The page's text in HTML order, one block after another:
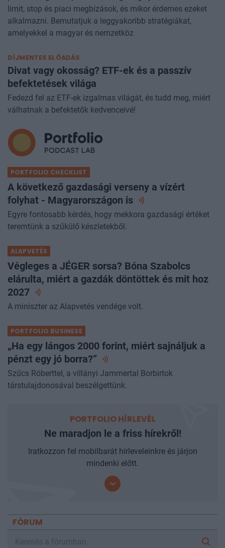
limit, stop és piaci megbízások, és mikor érdemes ezeket
alkalmazni. Bemutatjuk a leggyakoribb stratégiákat,
amelyekkel a magyar és nemzetköz
DÍJMENTES ELŐADÁS
Divat vagy okosság? ETF-ek és a passzív
befektetések világa
Fedezd fel az ETF-ek izgalmas világát, és tudd meg, miért
válhatnak a befektetők kedvenceivé!
PORTFOLIO CHECKLIST
A következő gazdasági verseny a vízért
folyhat - Magyarországon is
Egyre fontosabb kérdés, hogy mekkora gazdasági értéket
teremtünk a szűkülő készletekből.
ALAPVETÉS
Végleges a JÉGER sorsa? Bóna Szabolcs
elárulta, miért a gazdák döntöttek és mit hoz
2027
A miniszter az Alapvetés vendége volt.
PORTFOLIO BUSINESS
„Ha egy lángos 2000 forint, miért sajnáljuk a
pénzt egy jó borra?”
Szűcs Róberttel, a villányi Jammertal Borbirtok
társtulajdonosával beszélgettünk.
PORTFOLIO HÍRLEVÉL
Ne maradjon le a friss hírekről!
Iratkozzon fel mobilbarát hírleveleinkre és járjon
mindenki előtt.
FÓRUM